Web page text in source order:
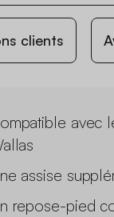
clients
avec
assise
repose-pied